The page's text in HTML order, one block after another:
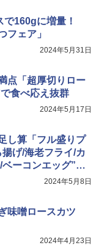
160gに増量！
フェア」
2024年5月31日
点「超厚切りロー
食べ応え抜群
2024年5月17日
し算「フル盛りプ
げ/海老フライ/カ
ーコンエッグ”な
2024年5月8日
味噌ロースカツ
2024年4月23日